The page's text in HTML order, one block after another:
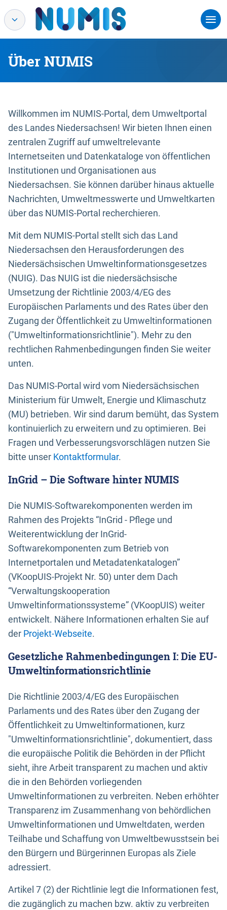
Über NUMIS
Willkommen im NUMIS-Portal, dem Umweltportal
des Landes Niedersachsen! Wir bieten Ihnen einen
zentralen Zugriff auf umweltrelevante
Internetseiten und Datenkataloge von öffentlichen
Institutionen und Organisationen aus
Niedersachsen. Sie können darüber hinaus aktuelle
Nachrichten, Umweltmesswerte und Umweltkarten
über das NUMIS-Portal recherchieren.
Mit dem NUMIS-Portal stellt sich das Land
Niedersachsen den Herausforderungen des
Niedersächsischen Umweltinformationsgesetzes
(NUIG). Das NUIG ist die niedersächsische
Umsetzung der Richtlinie 2003/4/EG des
Europäischen Parlaments und des Rates über den
Zugang der Öffentlichkeit zu Umweltinformationen
("Umweltinformationsrichtlinie"). Mehr zu den
rechtlichen Rahmenbedingungen finden Sie weiter
unten.
Das NUMIS-Portal wird vom Niedersächsischen
Ministerium für Umwelt, Energie und Klimaschutz
(MU) betrieben. Wir sind darum bemüht, das System
kontinuierlich zu erweitern und zu optimieren. Bei
Fragen und Verbesserungsvorschlägen nutzen Sie
bitte unser Kontaktformular.
InGrid – Die Software hinter NUMIS
Die NUMIS-Softwarekomponenten werden im
Rahmen des Projekts “InGrid - Pflege und
Weiterentwicklung der InGrid-
Softwarekomponenten zum Betrieb von
Internetportalen und Metadatenkatalogen”
(VKoopUIS-Projekt Nr. 50) unter dem Dach
“Verwaltungskooperation
Umweltinformationssysteme” (VKoopUIS) weiter
entwickelt. Nähere Informationen erhalten Sie auf
der Projekt-Webseite.
Gesetzliche Rahmenbedingungen I: Die EU-
Umweltinformationsrichtlinie
Die Richtlinie 2003/4/EG des Europäischen
Parlaments und des Rates über den Zugang der
Öffentlichkeit zu Umweltinformationen, kurz
"Umweltinformationsrichtlinie", dokumentiert, dass
die europäische Politik die Behörden in der Pflicht
sieht, ihre Arbeit transparent zu machen und aktiv
die in den Behörden vorliegenden
Umweltinformationen zu verbreiten. Neben erhöhter
Transparenz im Zusammenhang von behördlichen
Umweltinformationen und Umweltdaten, werden
Teilhabe und Schaffung von Umweltbewusstsein bei
den Bürgern und Bürgerinnen Europas als Ziele
adressiert.
Artikel 7 (2) der Richtlinie legt die Informationen fest,
die zugänglich zu machen bzw. aktiv zu verbreiten